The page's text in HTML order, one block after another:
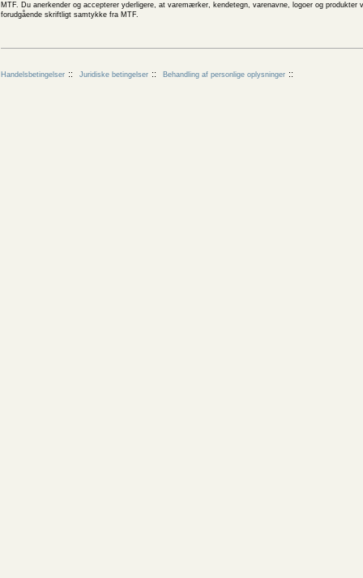
MTF. Du anerkender og accepterer yderligere, at varemærker, kendetegn, varenavne, logoer og
forudgående skriftligt samtykke fra MTF.
Handelsbetingelser Juridiske betingelser Behandling af personlige oplysninger